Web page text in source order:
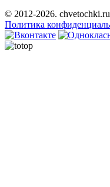
© 2012-2026. chvetochki.ru
Политика